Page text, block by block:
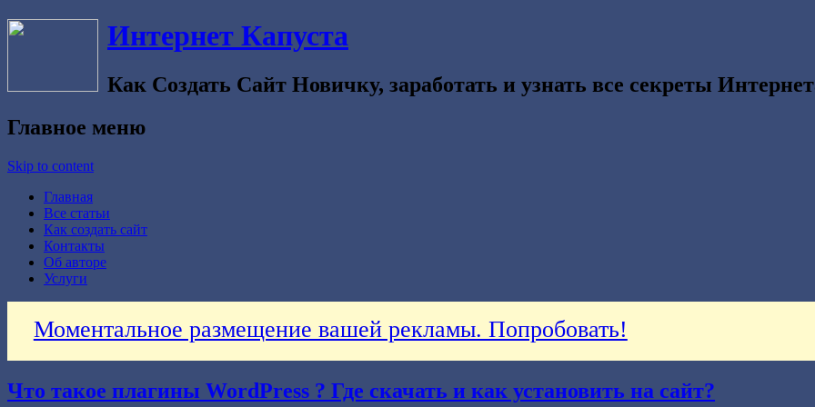
Интернет Капуста
Как Создать Сайт Новичку, заработать и узнать все секреты
Главное меню
Skip to content
Главная
Все статьи
Как создать сайт
Контакты
Об авторе
Услуги
Моментальное размещение вашей рекламы. Попробовать!
Что такое плагины WordPress ? Где скачать и как установить на сайт?